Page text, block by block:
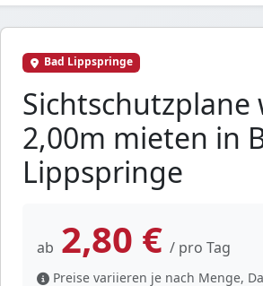
Bad Lippspringe
Sichtschutzplane
2,00m mieten in
Lippspringe
ab 2,80 € / pro Tag
Preise variieren je nach Menge,